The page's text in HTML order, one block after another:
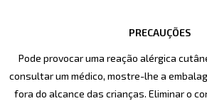
PRECAUÇÕES
Pode provocar uma reação alérgica
consultar um médico, mostre-lhe a
fora do alcance das crianças. Eliminar o